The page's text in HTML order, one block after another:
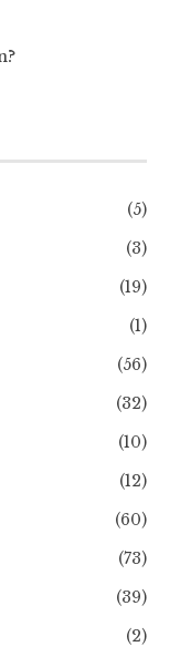
(5)
(3)
(19)
(1)
(56)
(32)
(10)
(12)
(60)
(73)
(39)
(2)